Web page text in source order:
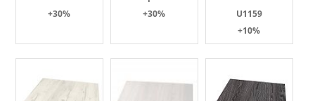
+30%
+30%
U1159
+10%